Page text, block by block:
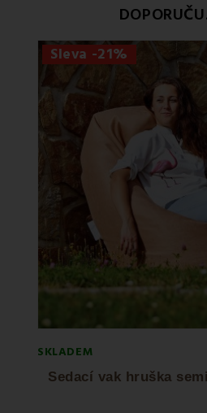
Sleva -21%
SKLADEM
Sedací vak hruška